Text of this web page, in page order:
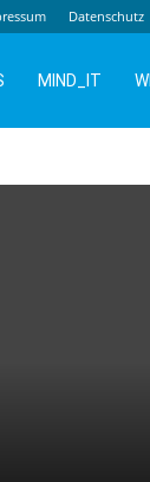
Datenschutz
MIND_IT